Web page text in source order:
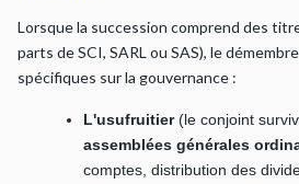
Lorsque la succession comprend des
parts de SCI, SARL ou SAS), le
spécifiques sur la gouvernance :
L'usufruitier(le conjoint
assemblées générales
comptes, distribution des